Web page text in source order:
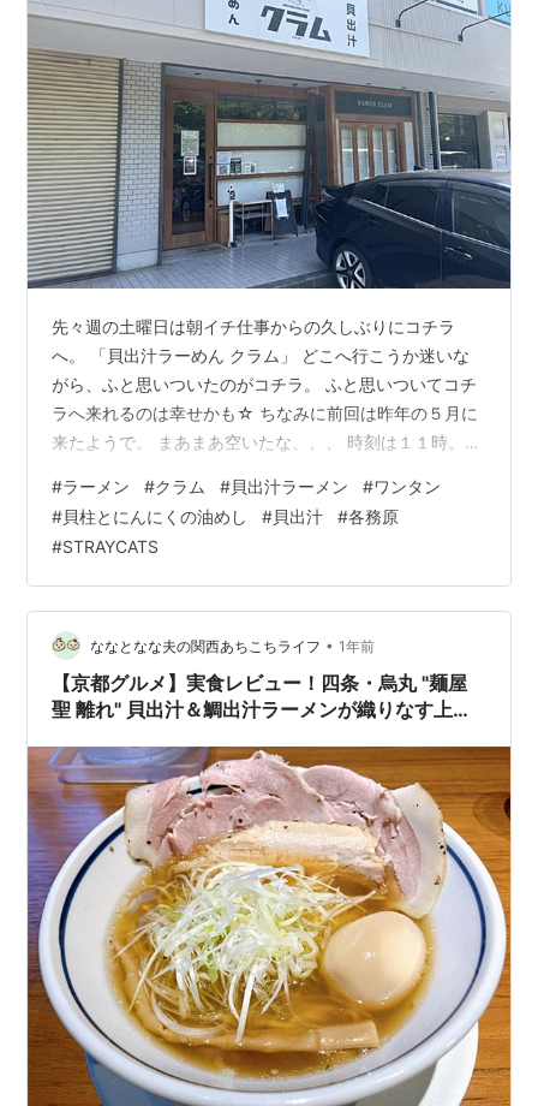
先々週の土曜日は朝イチ仕事からの久しぶりにコチラ
へ。 「貝出汁ラーめん クラム」 どこへ行こうか迷いな
がら、ふと思いついたのがコチラ。 ふと思いついてコチ
ラへ来れるのは幸せかも☆ ちなみに前回は昨年の５月に
来たようで。 まあまあ空いたな、、、 時刻は１１時。
ｗｗ 「貝出汁ワンタン塩ラーめん」 何にしようかと券売
機の前に立つと。 限定はあの「つけ麺」ですね。 慌てず
もう一度券売機を１周見てｗｗ コチラへ着地☆ つくづく
ワンタンに弱いｗｗ ナイスなヴィジュ。 トッピングはチ
ャーシュー、メンマ、ワンタン、海苔、ネギ。 お値段
１，３４０円。 妥当か…
#ラーメン #クラム #貝出汁ラーメン #ワンタン
#貝柱とにんにくの油めし #貝出汁 #各務原
#STRAYCATS
ななとなな夫の関西あちこちライフ • 1年前
【京都グルメ】実食レビュー！四条・烏丸 "麺屋
聖 離れ" 貝出汁＆鯛出汁ラーメンが織りなす上品